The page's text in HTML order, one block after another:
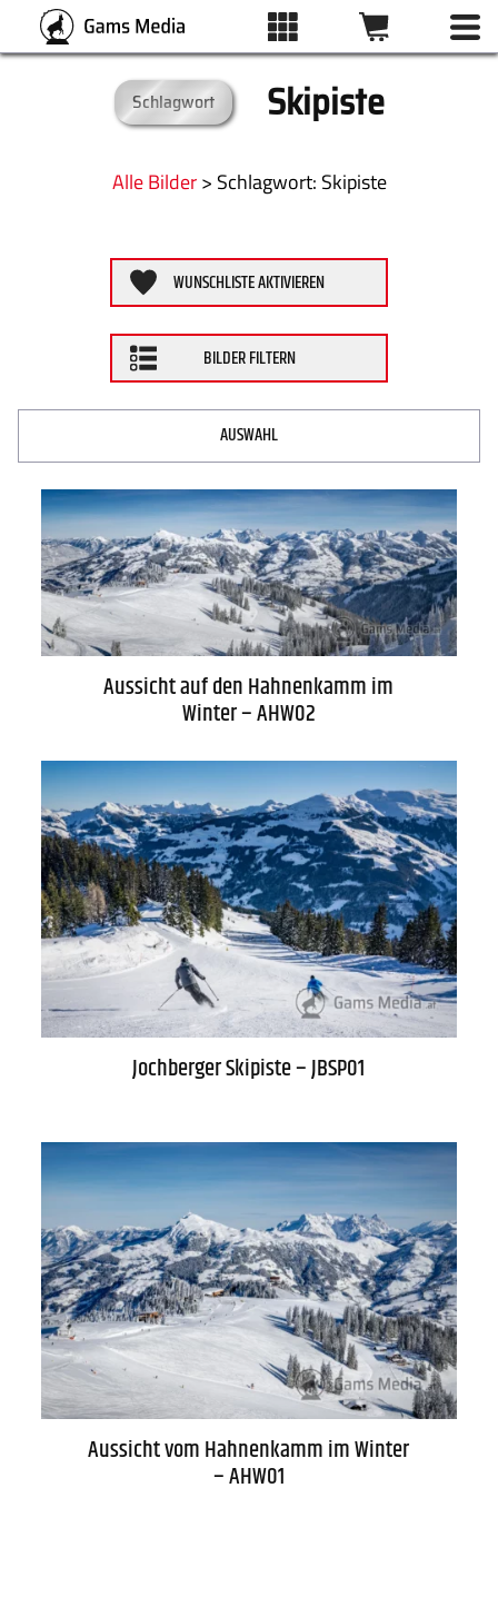
DRUCKARTEN
WUNSCHLISTE
ÜBER UNS
WARENKORB
AGB
Datenschutz
Impressum
Kontakt
Lieferung
Zahlung
Gütesiegel
FAQs
Schlagwort Skipiste
Alle Bilder> : Skipiste
WUNSCHLISTE AKTIVIEREN
BILDER FILTERN
Aussicht auf den Hahnenkamm im
Winter – AHW02
Jochberger Skipiste – JBSP01
Aussicht vom Hahnenkamm im Winter
– AHW01
BILDFILTER
Kategorien